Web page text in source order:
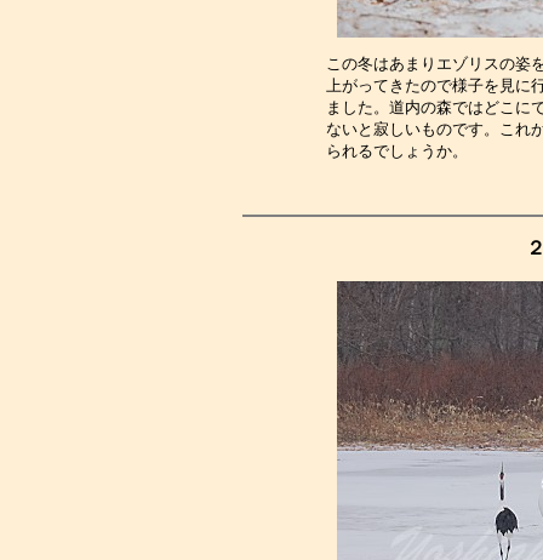
この冬はあまりエゾリスの姿
上がってきたので様子を見に
ました。道内の森ではどこに
ないと寂しいものです。これ
られる